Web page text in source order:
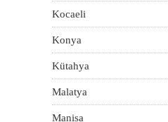
Kocaeli
Konya
Kütahya
Malatya
Manisa